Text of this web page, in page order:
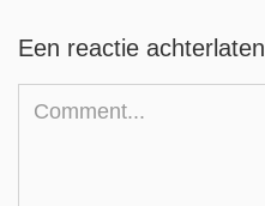
Een reactie achterlaten